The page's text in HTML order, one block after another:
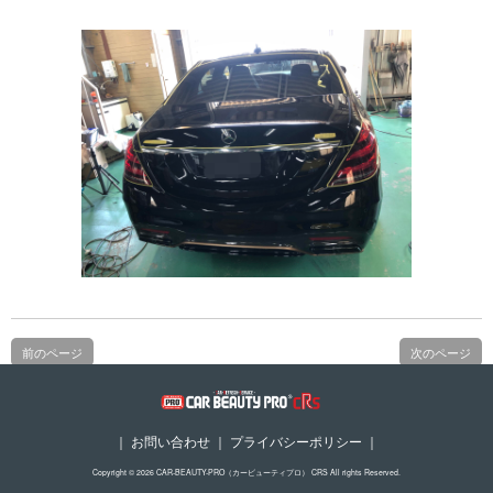
前のページ 次のページ
｜ お問い合わせ ｜ プライバシーポリシー ｜
Copyright © 2026 CAR-BEAUTY-PRO（カービューティプロ） CRS All rights Reserved.